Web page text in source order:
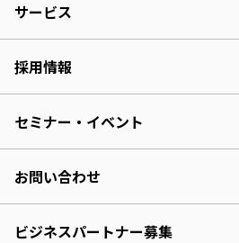
サービス
採用情報
セミナー・イベント
お問い合わせ
ビジネスパートナー募集